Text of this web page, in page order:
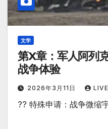
文学
第X章：军人阿列
战争体验
2026年3月11日
?? 特殊申请：战争微缩